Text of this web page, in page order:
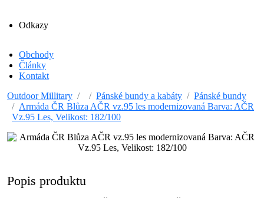
Odkazy
Obchody
Články
Kontakt
Outdoor Millitary
Pánské bundy a kabáty
Pánské bundy
Armáda ČR Blůza AČR vz.95 les modernizovaná Barva: AČR
Vz.95 Les, Velikost: 182/100
Popis produktu